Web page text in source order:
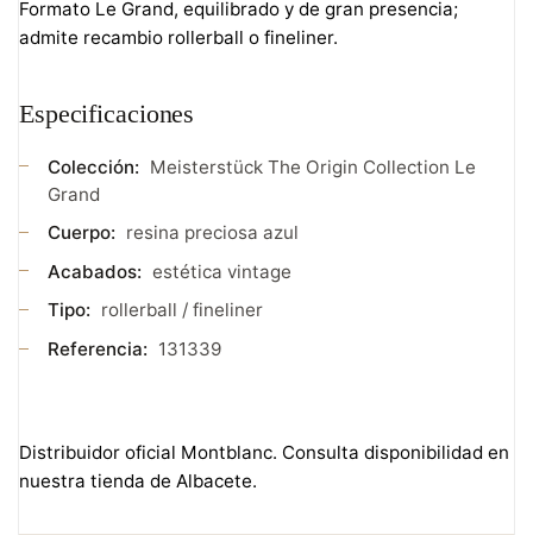
Formato Le Grand, equilibrado y de gran presencia;
admite recambio rollerball o fineliner.
Especificaciones
Colección: Meisterstück The Origin Collection Le
Grand
Cuerpo: resina preciosa azul
Acabados: estética vintage
Tipo: rollerball / fineliner
Referencia: 131339
Distribuidor oficial Montblanc. Consulta disponibilidad en
nuestra tienda de Albacete.